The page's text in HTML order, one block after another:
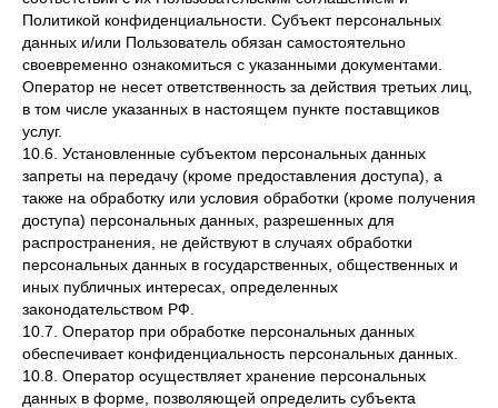
Политикой конфиденциальности. Субъект персональных
данных и/или Пользователь обязан самостоятельно
своевременно ознакомиться с указанными документами.
Оператор не несет ответственность за действия третьих лиц,
в том числе указанных в настоящем пункте поставщиков
услуг.
10.6. Установленные субъектом персональных данных
запреты на передачу (кроме предоставления доступа), а
также на обработку или условия обработки (кроме получения
доступа) персональных данных, разрешенных для
распространения, не действуют в случаях обработки
персональных данных в государственных, общественных и
иных публичных интересах, определенных
законодательством РФ.
10.7. Оператор при обработке персональных данных
обеспечивает конфиденциальность персональных данных.
10.8. Оператор осуществляет хранение персональных
данных в форме, позволяющей определить субъекта